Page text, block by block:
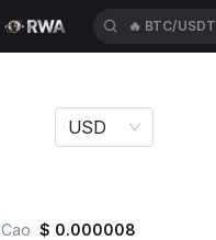
🔥 BTC/USDT
USD
Cao $ 0.000008